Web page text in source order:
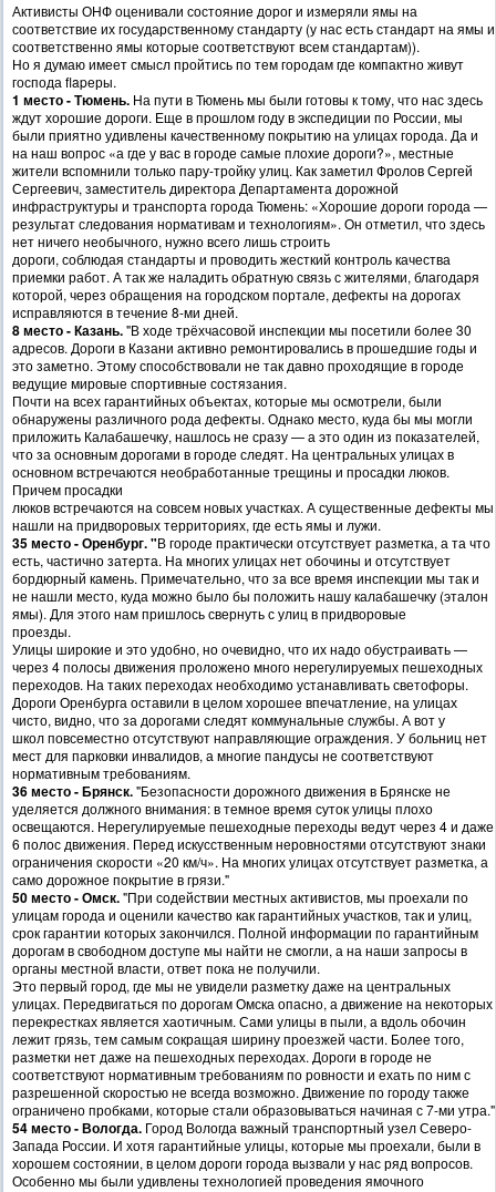
Активисты ОНФ оценивали состояние дорог и измеряли ямы на
соответствие их государственному стандарту (у нас есть стандарт на ямы и
соответственно ямы которые соответствуют всем стандартам)).
Но я думаю имеет смысл пройтись по тем городам где компактно живут
господа flapеры.
1 место - Тюмень. На пути в Тюмень мы были готовы к тому, что нас здесь
ждут хорошие дороги. Еще в прошлом году в экспедиции по России, мы
были приятно удивлены качественному покрытию на улицах города. Да и
на наш вопрос «а где у вас в городе самые плохие дороги?», местные
жители вспомнили только пару-тройку улиц. Как заметил Фролов Сергей
Сергеевич, заместитель директора Департамента дорожной
инфраструктуры и транспорта города Тюмень: «Хорошие дороги города —
результат следования нормативам и технологиям». Он отметил, что здесь
нет ничего необычного, нужно всего лишь строить
дороги, соблюдая стандарты и проводить жесткий контроль качества
приемки работ. А так же наладить обратную связь с жителями, благодаря
которой, через обращения на городском портале, дефекты на дорогах
исправляются в течение 8-ми дней.
8 место - Казань."В ходе трёхчасовой инспекции мы посетили более 30
адресов. Дороги в Казани активно ремонтировались в прошедшие годы и
это заметно. Этому способствовали не так давно проходящие в городе
ведущие мировые спортивные состязания.
Почти на всех гарантийных объектах, которые мы осмотрели, были
обнаружены различного рода дефекты. Однако место, куда бы мы могли
приложить Калабашечку, нашлось не сразу — а это один из показателей,
что за основным дорогами в городе следят. На центральных улицах в
основном встречаются необработанные трещины и просадки люков.
Причем просадки
люков встречаются на совсем новых участках. А существенные дефекты мы
нашли на придворовых территориях, где есть ямы и лужи.
35 место - Оренбург. "В городе практически отсутствует разметка, а та что
есть, частично затерта. На многих улицах нет обочины и отсутствует
бордюрный камень. Примечательно, что за все время инспекции мы так и
не нашли место, куда можно было бы положить нашу калабашечку (эталон
ямы). Для этого нам пришлось свернуть с улиц в придворовые
проезды.
Улицы широкие и это удобно, но очевидно, что их надо обустраивать —
через 4 полосы движения проложено много нерегулируемых пешеходных
переходов. На таких переходах необходимо устанавливать светофоры.
Дороги Оренбурга оставили в целом хорошее впечатление, на улицах
чисто, видно, что за дорогами следят коммунальные службы. А вот у
школ повсеместно отсутствуют направляющие ограждения. У больниц нет
мест для парковки инвалидов, а многие пандусы не соответствуют
нормативным требованиям.
36 место - Брянск."Безопасности дорожного движения в Брянске не
уделяется должного внимания: в темное время суток улицы плохо
освещаются. Нерегулируемые пешеходные переходы ведут через 4 и даже
6 полос движения. Перед искусственным неровностями отсутствуют знаки
ограничения скорости «20 км/ч». На многих улицах отсутствует разметка, а
само дорожное покрытие в грязи."
50 место - Омск."При содействии местных активистов, мы проехали по
улицам города и оценили качество как гарантийных участков, так и улиц,
срок гарантии которых закончился. Полной информации по гарантийным
дорогам в свободном доступе мы найти не смогли, а на наши запросы в
органы местной власти, ответ пока не получили.
Это первый город, где мы не увидели разметку даже на центральных
улицах. Передвигаться по дорогам Омска опасно, а движение на некоторых
перекрестках является хаотичным. Сами улицы в пыли, а вдоль обочин
лежит грязь, тем самым сокращая ширину проезжей части. Более того,
разметки нет даже на пешеходных переходах. Дороги в городе не
соответствуют нормативным требованиям по ровности и ехать по ним с
разрешенной скоростью не всегда возможно. Движение по городу также
ограничено пробками, которые стали образовываться начиная с 7-ми утра."
54 место - Вологда. Город Вологда важный транспортный узел Северо-
Запада России. И хотя гарантийные улицы, которые мы проехали, были в
хорошем состоянии, в целом дороги города вызвали у нас ряд вопросов.
Особенно мы были удивлены технологией проведения ямочного